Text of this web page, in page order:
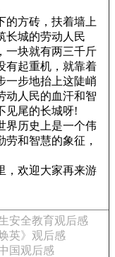
方砖，扶着墙上
长城的劳动人民
一块就有两三千斤
有起重机，就靠着
一步地抬上这陡峭
动人民的血汗和智
见尾的长城呀!
界历史上是一个伟
和智慧的象征，
，欢迎大家再来游
安全教育观后感
英》观后感
国观后感